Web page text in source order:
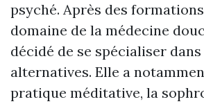
psyché. Après des
domaine de la médecine
décidé de se spécialiser
alternatives. Elle a
pratique méditative, la